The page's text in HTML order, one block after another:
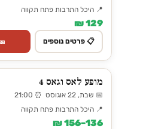
📍 היכל התרבות פתח תקווה
129 ₪
📋 פרטים נוספים
מופע לאס וגאס 4
📅 שבת, 22 אוגוסט ⏰ 21:00
📍 היכל התרבות פתח תקווה
136–156 ₪